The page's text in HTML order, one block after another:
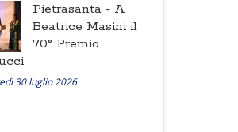
Pietrasanta - A
Beatrice Masini il
70° Premio
30 luglio 2026